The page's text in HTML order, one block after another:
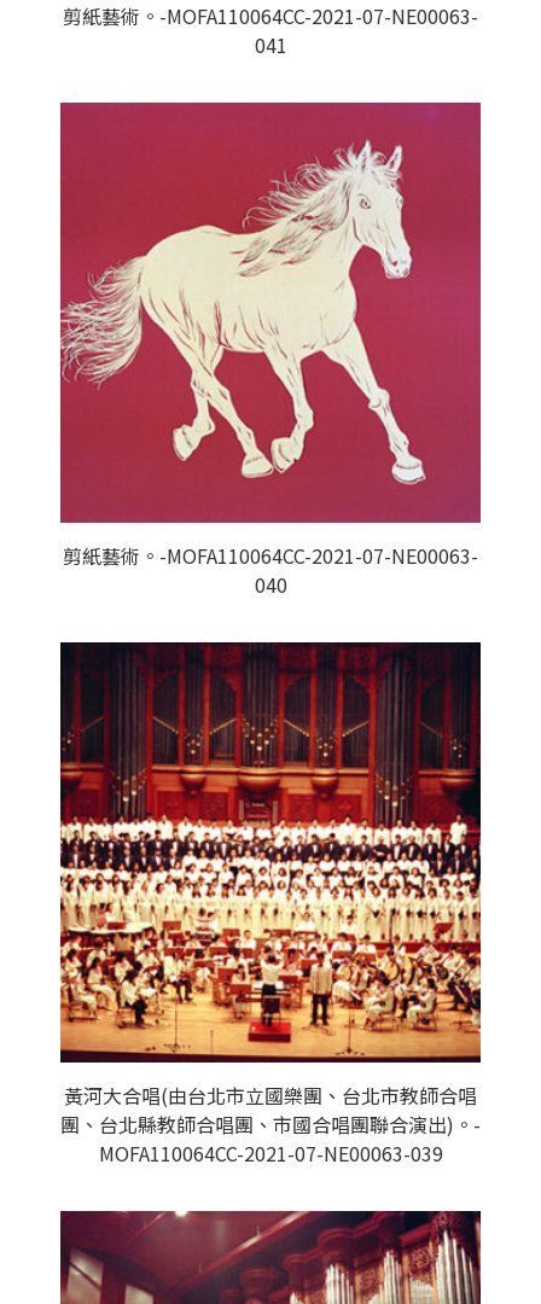
剪紙藝術。-MOFA110064CC-2021-07-NE00063-
041
剪紙藝術。-MOFA110064CC-2021-07-NE00063-
040
黃河大合唱(由台北市立國樂團、台北市教師合唱
團、台北縣教師合唱團、市國合唱團聯合演出)。-
MOFA110064CC-2021-07-NE00063-039